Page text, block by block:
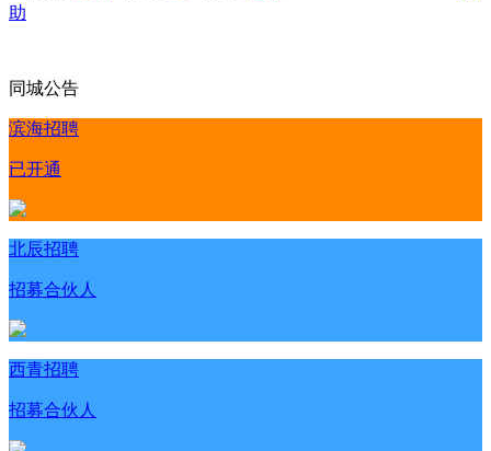
助
同城公告
滨海招聘
已开通
北辰招聘
招募合伙人
西青招聘
招募合伙人